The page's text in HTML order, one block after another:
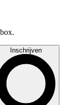
Inschrijven